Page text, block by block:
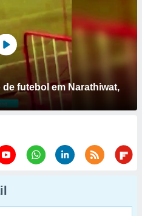
futebol em Narathiwat,